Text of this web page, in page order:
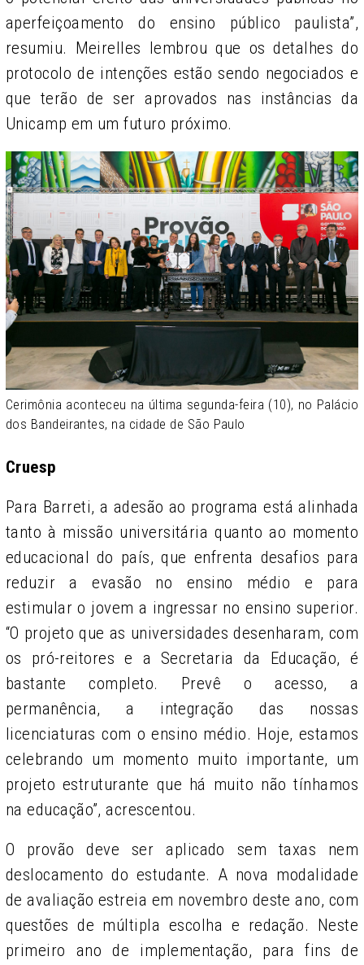
aperfeiçoamento do ensino público paulista”,
resumiu. Meirelles lembrou que os detalhes do
protocolo de intenções estão sendo negociados e
que terão de ser aprovados nas instâncias da
Unicamp em um futuro próximo.
Cerimônia aconteceu na última segunda-feira (10), no Palácio
dos Bandeirantes, na cidade de São Paulo
Cruesp
Para Barreti, a adesão ao programa está alinhada
tanto à missão universitária quanto ao momento
educacional do país, que enfrenta desafios para
reduzir a evasão no ensino médio e para
estimular o jovem a ingressar no ensino superior.
“O projeto que as universidades desenharam, com
os pró-reitores e a Secretaria da Educação, é
bastante completo. Prevê o acesso, a
permanência, a integração das nossas
licenciaturas com o ensino médio. Hoje, estamos
celebrando um momento muito importante, um
projeto estruturante que há muito não tínhamos
na educação”, acrescentou.
O provão deve ser aplicado sem taxas nem
deslocamento do estudante. A nova modalidade
de avaliação estreia em novembro deste ano, com
questões de múltipla escolha e redação. Neste
primeiro ano de implementação, para fins de